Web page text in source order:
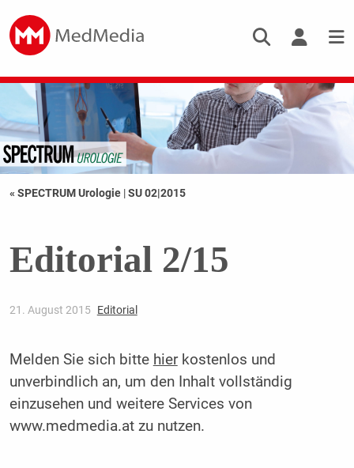
« SPECTRUM Urologie |SU 02|2015
Editorial 2/15
21. August 2015 Editorial
Melden Sie sich bitte hierkostenlos und
unverbindlich an, um den Inhalt vollständig
einzusehen und weitere Services von
www.medmedia.at zu nutzen.